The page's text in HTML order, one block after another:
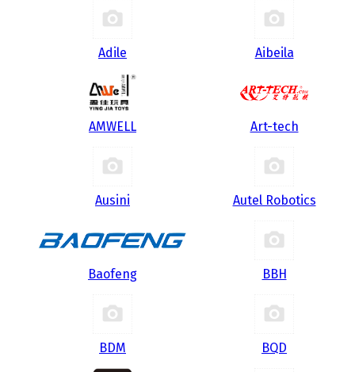
Adile Aibeila
AMWELL Art-tech
Ausini Autel Robotics
Baofeng BBH
BDM BQD